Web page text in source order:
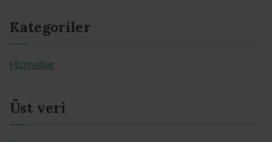
Kategoriler
Hizmetler
Üst veri